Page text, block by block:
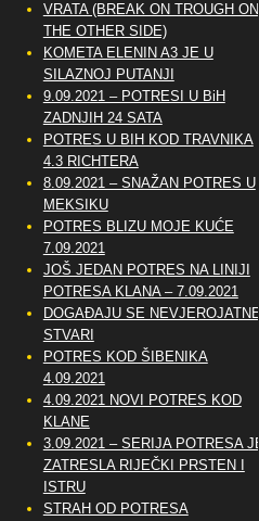
VRATA (BREAK ON TROUGH ON
THE OTHER SIDE)
KOMETA ELENIN A3 JE U
SILAZNOJ PUTANJI
9.09.2021 – POTRESI U BiH
ZADNJIH 24 SATA
POTRES U BIH KOD TRAVNIKA
4.3 RICHTERA
8.09.2021 – SNAŽAN POTRES U
MEKSIKU
POTRES BLIZU MOJE KUĆE
7.09.2021
JOŠ JEDAN POTRES NA LINIJI
POTRESA KLANA – 7.09.2021
DOGAĐAJU SE NEVJEROJATNE
STVARI
POTRES KOD ŠIBENIKA
4.09.2021
4.09.2021 NOVI POTRES KOD
KLANE
3.09.2021 – SERIJA POTRESA JE
ZATRESLA RIJEČKI PRSTEN I
ISTRU
STRAH OD POTRESA